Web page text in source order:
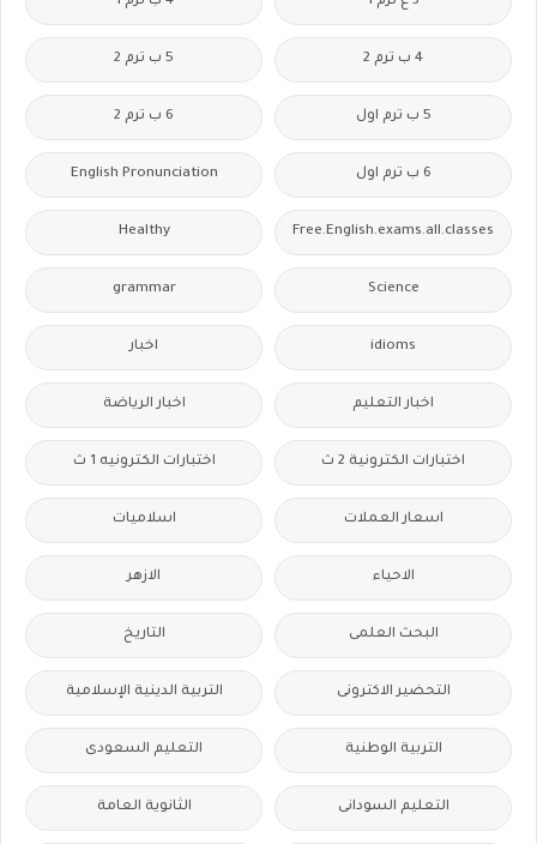
4 ب ترم 2 5 ب ترم 2
5 ب ترم اول 6 ب ترم 2
6 ب ترم اول English Pronunciation
Free.English.exams.all.classes
Healthy
Science
grammar
idioms اخبار
اخبار التعليم اخبار الرياضة
اختبارات الكترونية 2 ث اختبارات الكترونيه 1 ث
اسعار العملات اسلاميات
الاحياء الازهر
البحث العلمى التاريخ
التحضير الاكترونى التربية الدينية الإسلامية
التربية الوطنية التعليم السعودى
التعليم السودانى الثانوية العامة